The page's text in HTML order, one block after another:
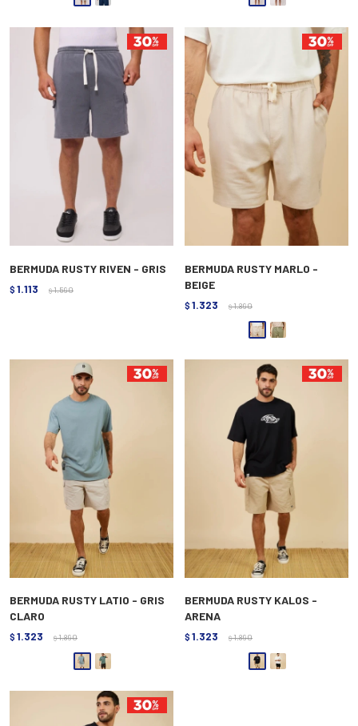
BERMUDA RUSTY RIVEN - GRIS
$ 1.113 $ 1.590
BERMUDA RUSTY MARLO -
BEIGE
$ 1.323 $ 1.890
BERMUDA RUSTY LATIO - GRIS
CLARO
$ 1.323 $ 1.890
BERMUDA RUSTY KALOS -
ARENA
$ 1.323 $ 1.890